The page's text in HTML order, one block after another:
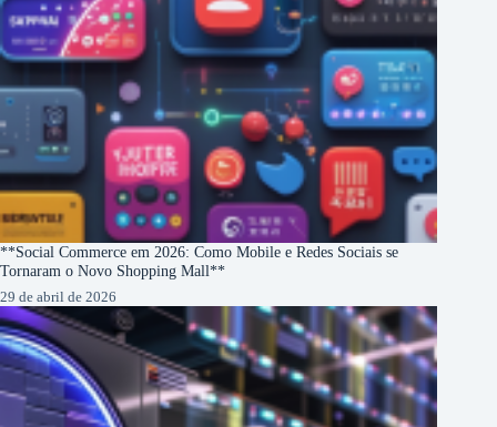
**Social Commerce em 2026: Como Mobile e Redes Sociais se
Tornaram o Novo Shopping Mall**
29 de abril de 2026